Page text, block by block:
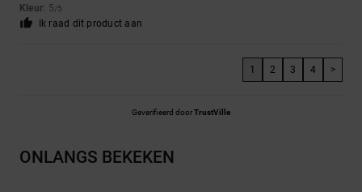
Kleur: 5/5
Ik raad dit product aan
1 2 3 4 >
Geverifieerd doorTrustVille
ONLANGS BEKEKEN